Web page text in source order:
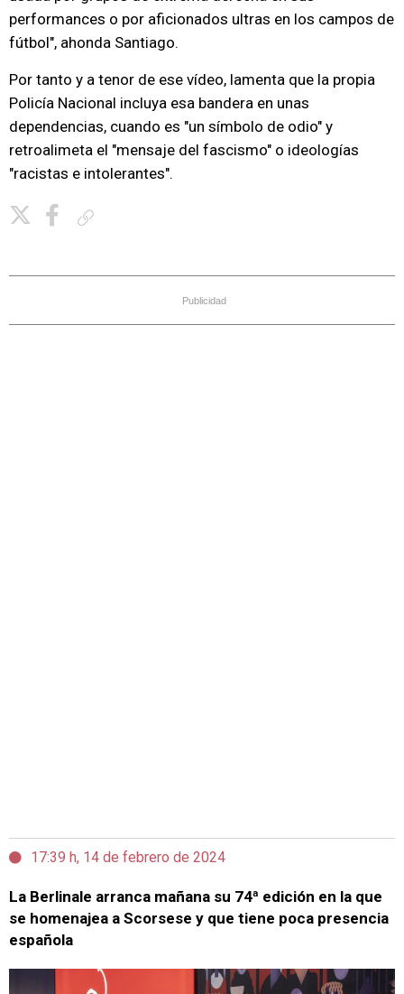
performances o por aficionados ultras en los campos de
fútbol", ahonda Santiago.
Por tanto y a tenor de ese vídeo, lamenta que la propia
Policía Nacional incluya esa bandera en unas
dependencias, cuando es "un símbolo de odio" y
retroalimeta el "mensaje del fascismo" o ideologías
"racistas e intolerantes".
Publicidad
17:39 h, 14 de febrero de 2024
La Berlinale arranca mañana su 74ª edición en la que
se homenajea a Scorsese y que tiene poca presencia
española